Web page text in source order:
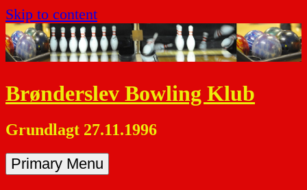
Skip to content
Brønderslev Bowling Klub
Grundlagt 27.11.1996
Primary Menu